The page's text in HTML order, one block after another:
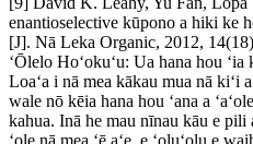
enantioselective kūpono a hiki ke
[J]. Nā Leka Organic, 2012,
ʻŌlelo Hoʻokuʻu: Ua hana hou
Loaʻa i nā mea kākau mua nā kiʻi
wale nō kēia hana hou ʻana a
kahua. Inā he mau nīnau kāu e pili
ʻole nā ​​mea ʻē aʻe, e ʻoluʻolu e